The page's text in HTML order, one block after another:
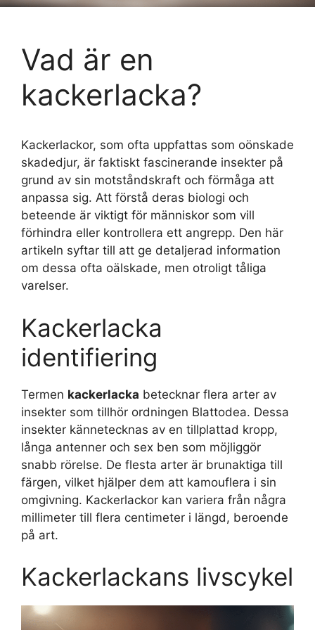
Vad är en
kackerlacka?
Kackerlackor, som ofta uppfattas som oönskade
skadedjur, är faktiskt fascinerande insekter på
grund av sin motståndskraft och förmåga att
anpassa sig. Att förstå deras biologi och
beteende är viktigt för människor som vill
förhindra eller kontrollera ett angrepp. Den här
artikeln syftar till att ge detaljerad information
om dessa ofta oälskade, men otroligt tåliga
varelser.
Kackerlacka
identifiering
Termen kackerlacka betecknar flera arter av
insekter som tillhör ordningen Blattodea. Dessa
insekter kännetecknas av en tillplattad kropp,
långa antenner och sex ben som möjliggör
snabb rörelse. De flesta arter är brunaktiga till
färgen, vilket hjälper dem att kamouflera i sin
omgivning. Kackerlackor kan variera från några
millimeter till flera centimeter i längd, beroende
på art.
Kackerlackans livscykel